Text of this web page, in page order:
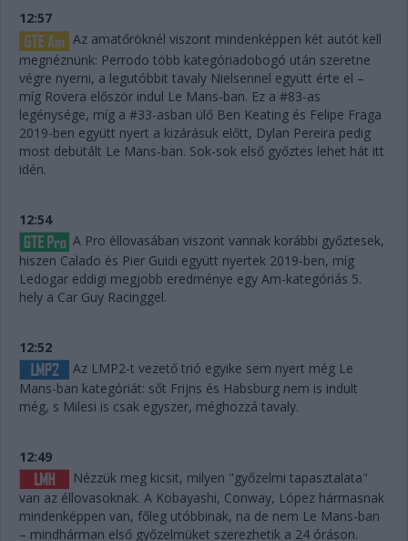
12:57
Az amatőröknél viszont mindenképpen két autót kell
megnéznünk: Perrodo több kategóriadobogó után szeretne
végre nyerni, a legutóbbit tavaly Nielsennel együtt érte el –
míg Rovera először indul Le Mans-ban. Ez a #83-as
legénysége, míg a #33-asban ülő Ben Keating és Felipe Fraga
2019-ben együtt nyert a kizárásuk előtt, Dylan Pereira pedig
most debütált Le Mans-ban. Sok-sok első győztes lehet hát itt
idén.
12:54
A Pro éllovasában viszont vannak korábbi győztesek,
hiszen Calado és Pier Guidi együtt nyertek 2019-ben, míg
Ledogar eddigi megjobb eredménye egy Am-kategóriás 5.
hely a Car Guy Racinggel.
12:52
Az LMP2-t vezető trió egyike sem nyert még Le
Mans-ban kategóriát: sőt Frijns és Habsburg nem is indult
még, s Milesi is csak egyszer, méghozzá tavaly.
12:49
Nézzük meg kicsit, milyen "győzelmi tapasztalata"
van az éllovasoknak. A Kobayashi, Conway, López hármasnak
mindenképpen van, főleg utóbbinak, na de nem Le Mans-ban
– mindhárman első győzelmüket szerezhetik a 24 óráson.